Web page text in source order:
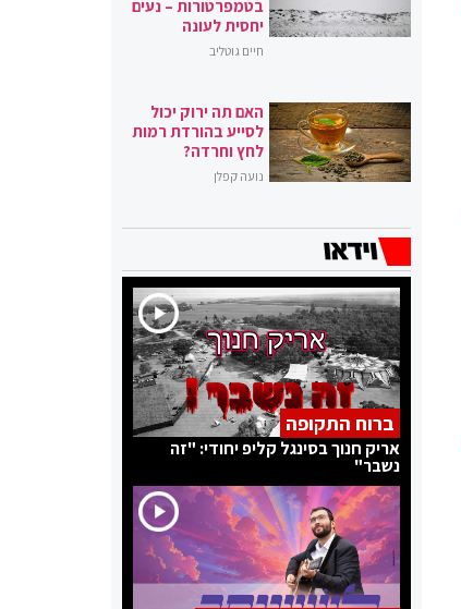
בטמפרטורות – נעים
יחסית לעונה
חיים גוטליב
האם תה ירוק יכול
לסייע בהורדת רמות
לחץ וחרדה?
נועה קפלן
ברוח התקופה
אריק חנוך בסינגל קליפ יחודי: "זה
נשבר"